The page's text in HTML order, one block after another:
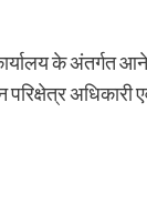
के अंतर्गत
अधिकारी